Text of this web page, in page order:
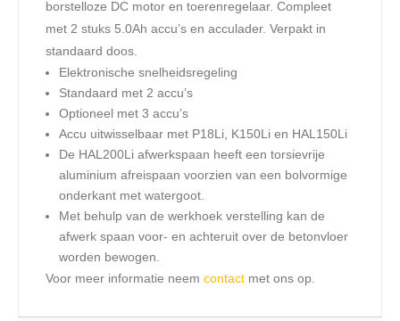
borstelloze DC motor en toerenregelaar. Compleet
met 2 stuks 5.0Ah accu’s en acculader. Verpakt in
standaard doos.
Elektronische snelheidsregeling
Standaard met 2 accu’s
Optioneel met 3 accu’s
Accu uitwisselbaar met P18Li, K150Li en HAL150Li
De HAL200Li afwerkspaan heeft een torsievrije
aluminium afreispaan voorzien van een bolvormige
onderkant met watergoot.
Met behulp van de werkhoek verstelling kan de
afwerk spaan voor- en achteruit over de betonvloer
worden bewogen.
Voor meer informatie neem contact met ons op.